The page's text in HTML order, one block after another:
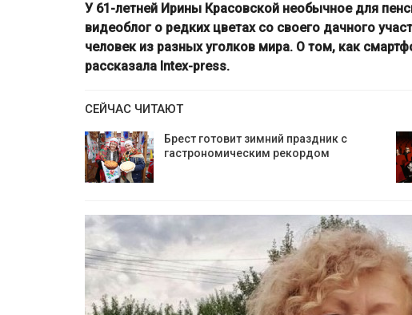
У 61-летней Ирины Красовской необычное для
видеоблог о редких цветах со своего дачного
человек из разных уголков мира. О том, как
рассказала Intex-press.
СЕЙЧАС ЧИТАЮТ
Брест готовит зимний праздник с
гастрономическим рекордом